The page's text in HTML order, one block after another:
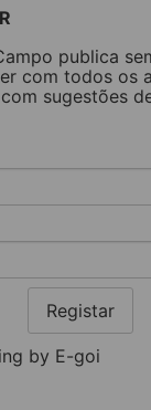
publica
com todos os
sugestões
Registar
by E-goi